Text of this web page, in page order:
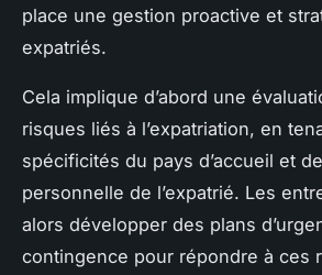
place une gestion proactive et
expatriés.
Cela implique d’abord une
risques liés à l’expatriation, en
spécificités du pays d’accueil et
personnelle de l’expatrié. Les
alors développer des plans
contingence pour répondre à ces